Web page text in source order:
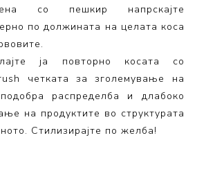
со пешкир напрскајте
по должината на целата коса
ја повторно косата со
четката за зголемување на
подобра распределба и длабоко
на продуктите во структурата
Стилизирајте по желба!